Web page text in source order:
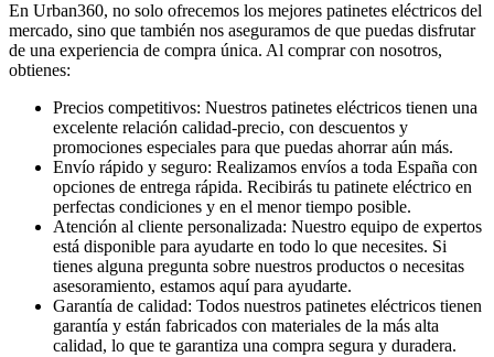
En Urban360, no solo ofrecemos los mejores patinetes eléctricos del
mercado, sino que también nos aseguramos de que puedas disfrutar
de una experiencia de compra única. Al comprar con nosotros,
obtienes:
Precios competitivos: Nuestros patinetes eléctricos tienen una
excelente relación calidad-precio, con descuentos y
promociones especiales para que puedas ahorrar aún más.
Envío rápido y seguro: Realizamos envíos a toda España con
opciones de entrega rápida. Recibirás tu patinete eléctrico en
perfectas condiciones y en el menor tiempo posible.
Atención al cliente personalizada: Nuestro equipo de expertos
está disponible para ayudarte en todo lo que necesites. Si
tienes alguna pregunta sobre nuestros productos o necesitas
asesoramiento, estamos aquí para ayudarte.
Garantía de calidad: Todos nuestros patinetes eléctricos tienen
garantía y están fabricados con materiales de la más alta
calidad, lo que te garantiza una compra segura y duradera.